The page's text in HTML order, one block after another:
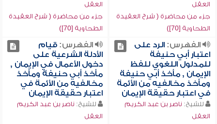
العقل
جزء من محاضرة ( شرح العقيدة
الطحاوية [70])
العقل
جزء من محاضرة ( شرح العقيدة
الطحاوية [70])
الفهرس:الرد على
اعتبار أبي حنيفة
للمدلول اللغوي للفظ
الإيمان , مأخذ أبي حنيفة
ومأخذ مخالفيه من الأئمة
في اعتبار حقيقة الإيمان
للشيخ: ناصر بن عبد الكريم
العقل
الفهرس:قيام
الأدلة الشرعية على
دخول الأعمال في الإيمان ,
مأخذ أبي حنيفة ومأخذ
مخالفيه من الأئمة في
اعتبار حقيقة الإيمان
للشيخ: ناصر بن عبد الكريم
العقل